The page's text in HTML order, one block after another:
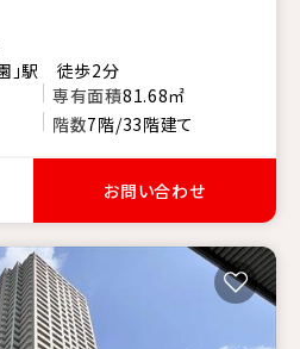
」駅 徒歩2分
専有面積81.68㎡
階数7階/33階建て
お問い合わせ